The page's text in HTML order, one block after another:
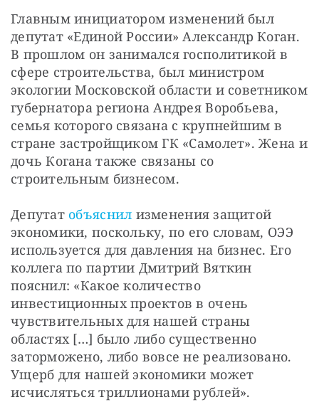
Главным инициатором изменений был
депутат «Единой России» Александр Коган.
В прошлом он занимался госполитикой в
сфере строительства, был министром
экологии Московской области и советником
губернатора региона Андрея Воробьева,
семья которого связана с крупнейшим в
стране застройщиком ГК «Самолет». Жена и
дочь Когана также связаны со
строительным бизнесом.
Депутат объяснил изменения защитой
экономики, поскольку, по его словам, ОЭЭ
используется для давления на бизнес. Его
коллега по партии Дмитрий Вяткин
пояснил: «Какое количество
инвестиционных проектов в очень
чувствительных для нашей страны
областях […] было либо существенно
заторможено, либо вовсе не реализовано.
Ущерб для нашей экономики может
исчисляться триллионами рублей».